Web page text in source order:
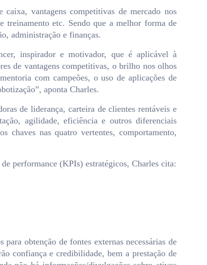
vantagens competitivas de mercado nos
treinamento etc. Sendo que a melhor forma de
administração e finanças.
inspirador e motivador, que é aplicável à
de vantagens competitivas, o brilho nos olhos
com campeões, o uso de aplicações de
aponta Charles.
de liderança, carteira de clientes rentáveis e
agilidade, eficiência e outros diferenciais
chaves nas quatro vertentes, comportamento,
performance (KPIs) estratégicos, Charles cita:
obtenção de fontes externas necessárias de
confiança e credibilidade, bem a prestação de